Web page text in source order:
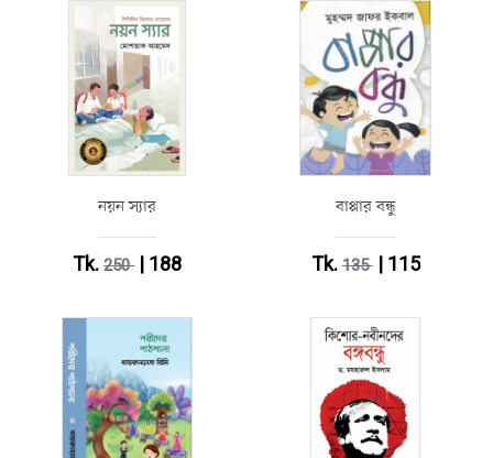
নয়ন স্যার
Tk.250| 188
বাপ্পার বন্ধু
Tk.135| 115